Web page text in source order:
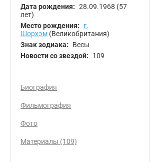
Дата рождения: 28.09.1968 (57
лет)
Место рождения:
г.
Шорхэм (Великобритания)
Знак зодиака:
Весы
Новости со звездой:
109
Биография
Фильмография
Фото
Материалы (109)